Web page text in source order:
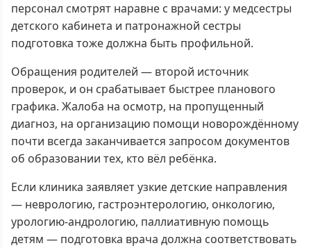
персонал смотрят наравне с врачами: у медсестры
детского кабинета и патронажной сестры
подготовка тоже должна быть профильной.
Обращения родителей — второй источник
проверок, и он срабатывает быстрее планового
графика. Жалоба на осмотр, на пропущенный
диагноз, на организацию помощи новорождённому
почти всегда заканчивается запросом документов
об образовании тех, кто вёл ребёнка.
Если клиника заявляет узкие детские направления
— неврологию, гастроэнтерологию, онкологию,
урологию-андрологию, паллиативную помощь
детям — подготовка врача должна соответствовать